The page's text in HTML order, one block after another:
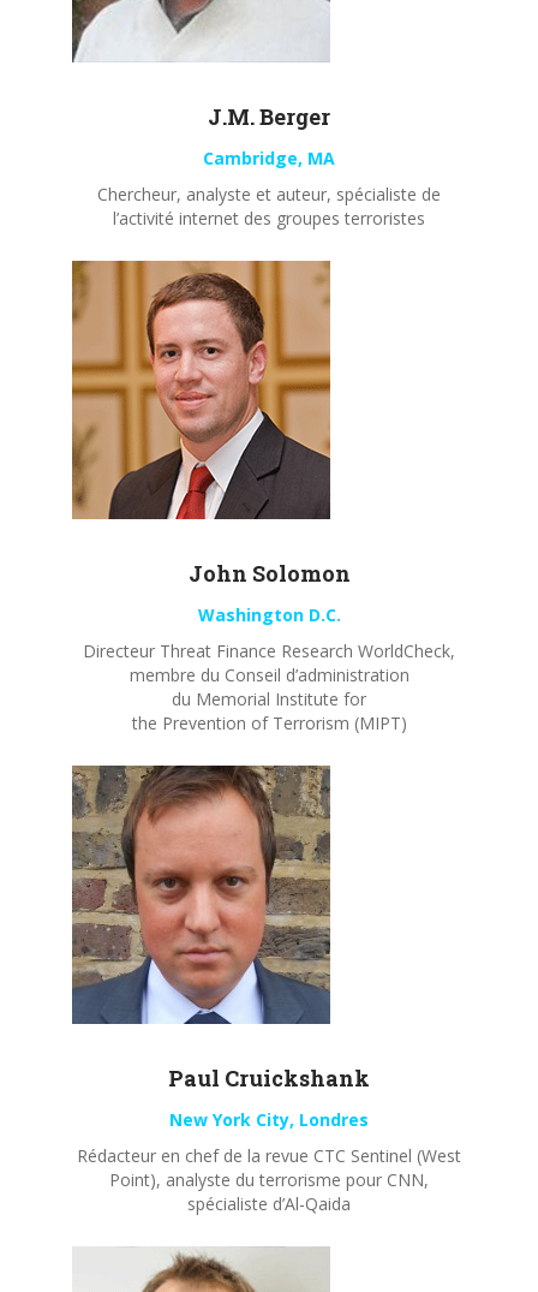
J.M. Berger
Cambridge, MA
Chercheur, analyste et auteur, spécialiste de
l’activité internet des groupes terroristes
John Solomon
Washington D.C.
Directeur Threat Finance Research WorldCheck,
membre du Conseil d’administration
du Memorial Institute for
the Prevention of Terrorism (MIPT)
Paul Cruickshank
New York City, Londres
Rédacteur en chef de la revue CTC Sentinel (West
Point), analyste du terrorisme pour CNN,
spécialiste d’Al-Qaida